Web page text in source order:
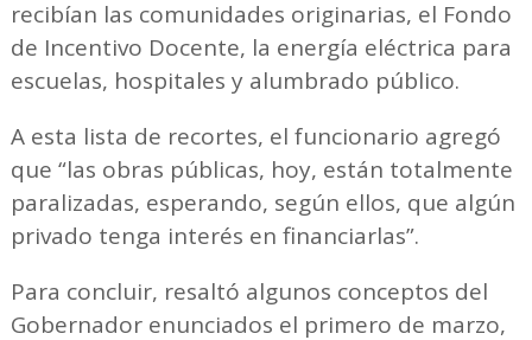
recibían las comunidades originarias, el Fondo
de Incentivo Docente, la energía eléctrica para
escuelas, hospitales y alumbrado público.
A esta lista de recortes, el funcionario agregó
que “las obras públicas, hoy, están totalmente
paralizadas, esperando, según ellos, que algún
privado tenga interés en financiarlas”.
Para concluir, resaltó algunos conceptos del
Gobernador enunciados el primero de marzo,